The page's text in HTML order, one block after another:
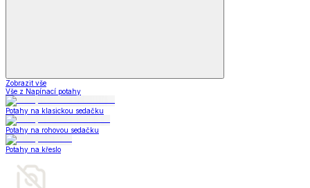
Zobrazit vše
Vše z Napínací potahy
Potahy na klasickou sedačku
Potahy na rohovou sedačku
Potahy na křeslo